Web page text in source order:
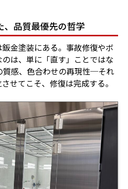
、品質最優先の哲学
金塗装にある。事故修復やボ
は、単に「直す」ことではな
質感、色合わせの再現性─それ
せてこそ、修復は完成する。